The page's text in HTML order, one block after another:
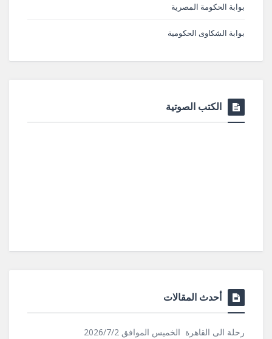
بوابة الحكومة المصرية
بوابة الشكاوى الحكومية
الكتب الصوتية
أحدث المقالات
رحلة الى القاهرة الخميس الموافق 2026/7/2